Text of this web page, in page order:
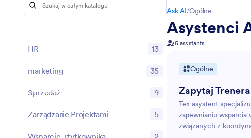
HR 13
marketing 35
Sprzedaż 9
Zarządzanie Projektami 5
Wsparcie użytkownika 2
Ask AI/Ogólne
Asystenci
5 assistants
Ogólne
Zapytaj
Ten asystent
zapewnianiu wsparcia
związanych z